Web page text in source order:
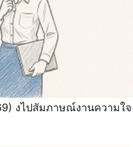
งไปสัมภาษณ์งานความใจ